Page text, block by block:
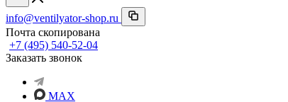
info@ventilyator-shop.ru
Почта скопирована
+7 (495) 540-52-04
Заказать звонок
MAX